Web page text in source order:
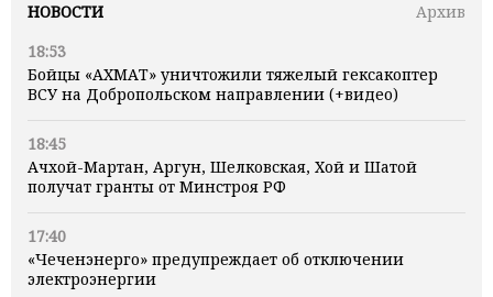
НОВОСТИ
Архив
18:53
Бойцы «АХМАТ» уничтожили тяжелый гексакоптер
ВСУ на Добропольском направлении (+видео)
18:45
Ачхой-Мартан, Аргун, Шелковская, Хой и Шатой
получат гранты от Минстроя РФ
17:40
«Чеченэнерго» предупреждает об отключении
электроэнергии